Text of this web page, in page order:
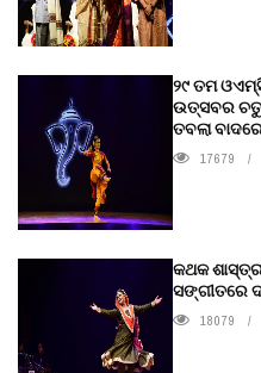
୨୯ ତମ
ଉତ୍ସବର
ତବଲା
17679
କଥକ
ସଙ୍ଗୀତରେ
18079